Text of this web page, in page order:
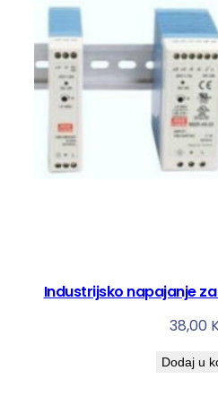
Industrijsko napajanje
38,00
Dodaj u